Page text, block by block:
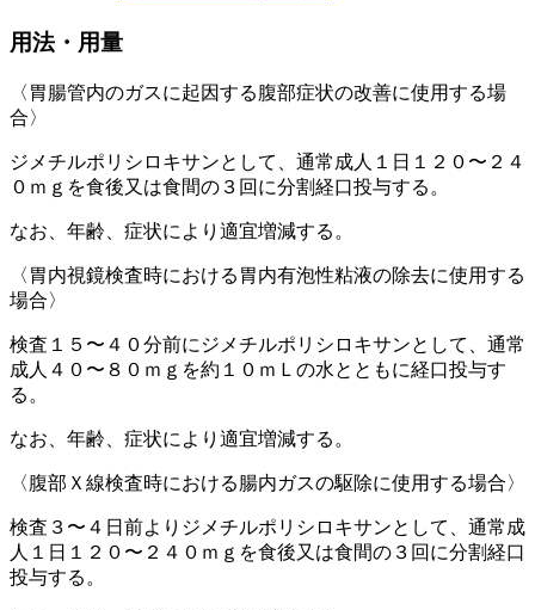
用法・用量
〈胃腸管内のガスに起因する腹部症状の改善に使用する場
合〉
ジメチルポリシロキサンとして、通常成人１日１２０〜２４
０ｍｇを食後又は食間の３回に分割経口投与する。
なお、年齢、症状により適宜増減する。
〈胃内視鏡検査時における胃内有泡性粘液の除去に使用する
場合〉
検査１５〜４０分前にジメチルポリシロキサンとして、通常
成人４０〜８０ｍｇを約１０ｍＬの水とともに経口投与す
る。
なお、年齢、症状により適宜増減する。
〈腹部Ｘ線検査時における腸内ガスの駆除に使用する場合〉
検査３〜４日前よりジメチルポリシロキサンとして、通常成
人１日１２０〜２４０ｍｇを食後又は食間の３回に分割経口
投与する。